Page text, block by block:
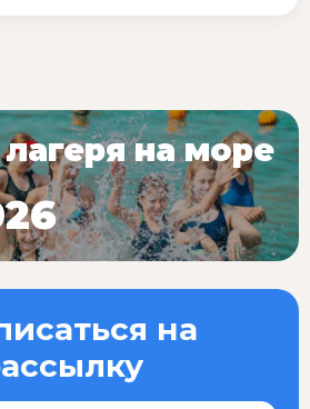
на
на море